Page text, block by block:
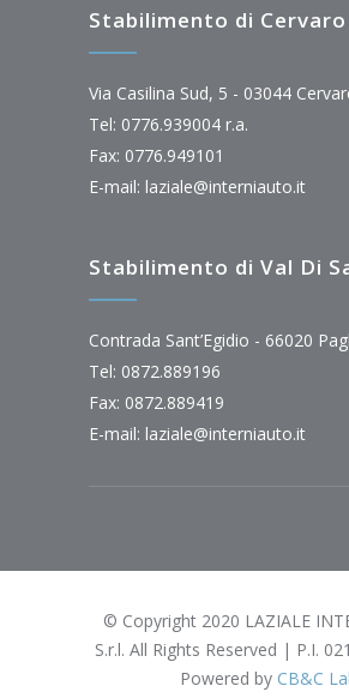
Stabilimento di Cervaro
Via Casilina Sud, 5 - 03044
Tel: 0776.939004 r.a.
Fax: 0776.949101
E-mail: laziale@interniauto.it
Stabilimento di Val Di
Contrada Sant’Egidio - 66020
Tel: 0872.889196
Fax: 0872.889419
E-mail: laziale@interniauto.it
© Copyright 2020 LAZIALE
S.r.l. All Rights Reserved | P.I.
Powered by CB&C